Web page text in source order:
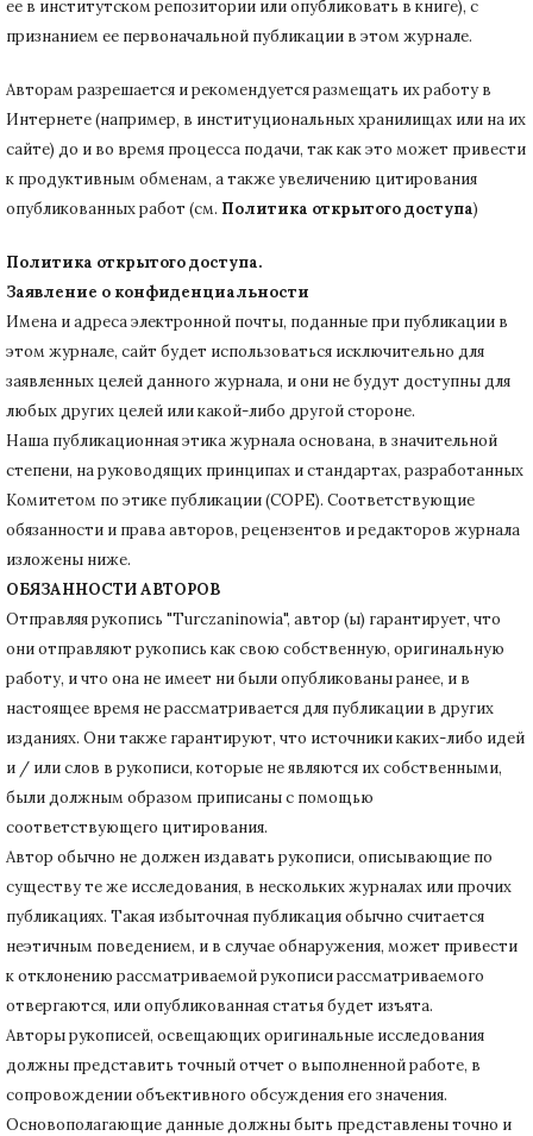
ее в институтском репозитории или опубликовать в книге), с
признанием ее первоначальной публикации в этом журнале.
Авторам разрешается и рекомендуется размещать их работу в
Интернете (например, в институциональных хранилищах или на их
сайте) до и во время процесса подачи, так как это может привести
к продуктивным обменам, а также увеличению цитирования
опубликованных работ (см. Политика открытого доступа)
Политика открытого доступа.
Заявление о конфиденциальности
Имена и адреса электронной почты, поданные при публикации в
этом журнале, сайт будет использоваться исключительно для
заявленных целей данного журнала, и они не будут доступны для
любых других целей или какой-либо другой стороне.
Наша публикационная этика журнала основана, в значительной
степени, на руководящих принципах и стандартах, разработанных
Комитетом по этике публикации (COPE). Соответствующие
обязанности и права авторов, рецензентов и редакторов журнала
изложены ниже.
ОБЯЗАННОСТИ АВТОРОВ
Отправляя рукопись "Turczaninowia", автор (ы) гарантирует, что
они отправляют рукопись как свою собственную, оригинальную
работу, и что она не имеет ни были опубликованы ранее, и в
настоящее время не рассматривается для публикации в других
изданиях. Они также гарантируют, что источники каких-либо идей
и / или слов в рукописи, которые не являются их собственными,
были должным образом приписаны с помощью
соответствующего цитирования.
Автор обычно не должен издавать рукописи, описывающие по
существу те же исследования, в нескольких журналах или прочих
публикациях. Такая избыточная публикация обычно считается
неэтичным поведением, и в случае обнаружения, может привести
к отклонению рассматриваемой рукописи рассматриваемого
отвергаются, или опубликованная статья будет изъята.
Авторы рукописей, освещающих оригинальные исследования
должны представить точный отчет о выполненной работе, в
сопровождении объективного обсуждения его значения.
Основополагающие данные должны быть представлены точно и